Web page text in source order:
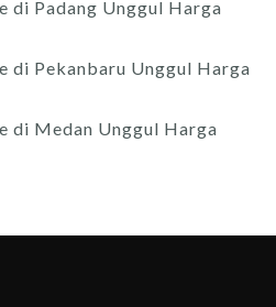
di Padang Unggul Harga
di Pekanbaru Unggul Harga
di Medan Unggul Harga